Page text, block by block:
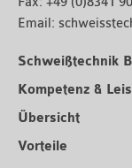
Email:
Schweißtechnik
Kompetenz &
Übersicht
Vorteile